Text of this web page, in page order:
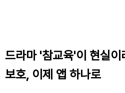
드라마 '참교육'이 현실
보호, 이제 앱 하나로